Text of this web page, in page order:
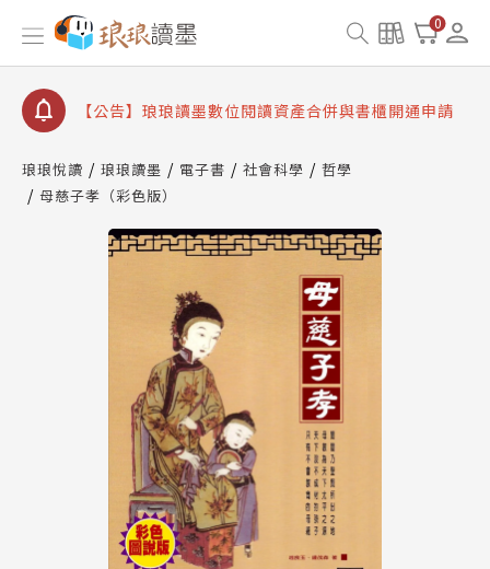
0
【公告】因 Readmoo 讀墨系統維護中，本站同步暫
停部分閱讀服務
【公告】琅琅讀墨數位閱讀資產合併與書櫃開通申請
【公告】琅琅讀墨書櫃開通常見問題
請圖文教學
【公告】琅琅書店服務升級重要說明及資產合併結果
【公告】因 Readmoo 讀墨系統維護中，本站同步暫
停部分閱讀服務
琅琅悅讀 琅琅讀墨 電子書 社會科學
哲學
母慈子孝（彩色版）